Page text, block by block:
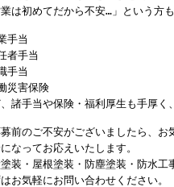
業は初めてだから不安…」という方
手当
者手当
手当
災害保険
諸手当や保険・福利厚生も手厚く
募前のご不安がございましたら、お
なってお応えいたします。
装・屋根塗装・防塵塗装・防水工
はお気軽にお問い合わせください。